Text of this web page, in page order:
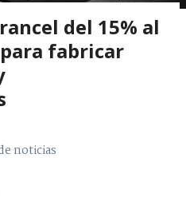
del 15% al
fabricar
noticias